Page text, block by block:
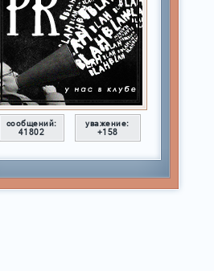
сообщений:
41802
уважение:
+158